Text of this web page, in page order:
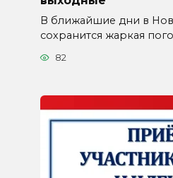
В ближайшие дни в
сохранится жаркая
82